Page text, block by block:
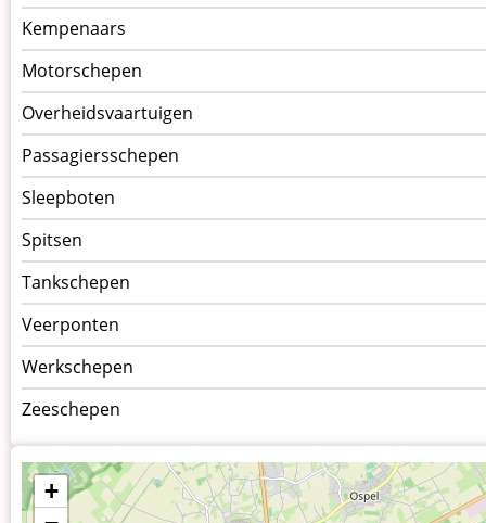
Kempenaars
Motorschepen
Overheidsvaartuigen
Passagiersschepen
Sleepboten
Spitsen
Tankschepen
Veerponten
Werkschepen
Zeeschepen
+